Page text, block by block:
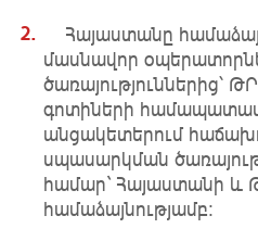
Հայաստանը
մասնավոր
ծառայություններից՝
գոտիների
անցակետերում
սպասարկման
համար` Հայաստանի և
համաձայնությամբ: